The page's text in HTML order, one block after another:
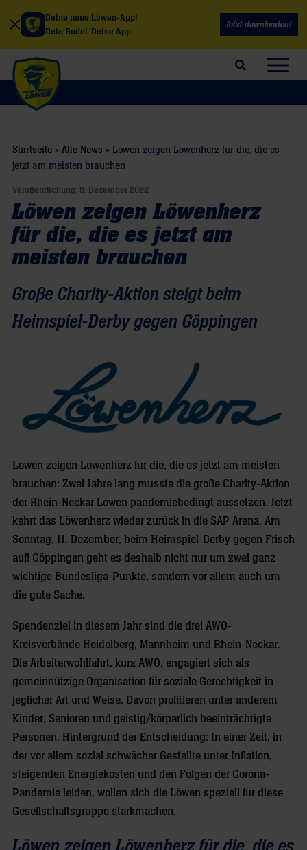
Deine neue Löwen-App!
Dein Rudel. Deine App.
Jetzt downloaden!
Suchfeld öffnen
Startseite » Alle News » Löwen zeigen Löwenherz für die, die es
jetzt am meisten brauchen
Veröffentlichung: 8. Dezember 2022
Löwen zeigen Löwenherz
für die, die es jetzt am
meisten brauchen
Große Charity-Aktion steigt beim
Heimspiel-Derby gegen Göppingen
Löwen zeigen Löwenherz für die, die es jetzt am meisten
brauchen: Zwei Jahre lang musste die große Charity-Aktion
der Rhein-Neckar Löwen pandemiebedingt aussetzen. Jetzt
kehrt das Löwenherz wieder zurück in die SAP Arena. Am
Sonntag, 11. Dezember, beim Heimspiel-Derby gegen Frisch
auf! Göppingen geht es deshalb nicht nur um zwei ganz
wichtige Bundesliga-Punkte, sondern vor allem auch um
die gute Sache.
Spendenziel in diesem Jahr sind die drei AWO-
Kreisverbände Heidelberg, Mannheim und Rhein-Neckar.
Die Arbeiterwohlfahrt, kurz AWO, engagiert sich als
gemeinnützige Organisation für soziale Gerechtigkeit in
jeglicher Art und Weise. Davon profitieren unter anderem
Kinder, Senioren und geistig/körperlich beeinträchtigte
Personen. Hintergrund der Entscheidung: In einer Zeit, in
der vor allem sozial schwächer Gestellte unter Inflation,
steigenden Energiekosten und den Folgen der Corona-
Pandemie leiden, wollen sich die Löwen speziell für diese
Gesellschaftsgruppe starkmachen.